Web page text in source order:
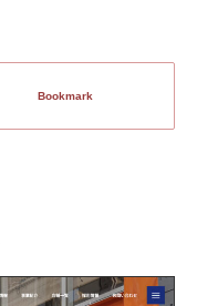
Bookmark